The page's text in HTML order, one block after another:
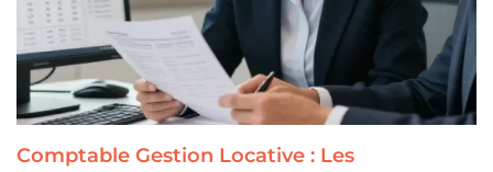
Comptable Gestion Locative : Les